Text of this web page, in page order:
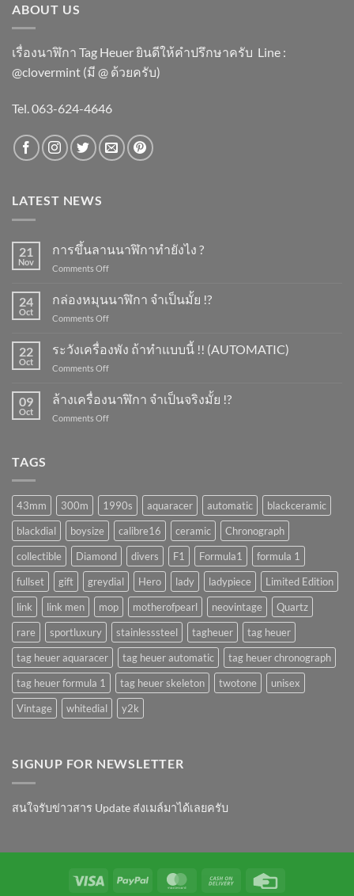
ABOUT US
เรื่องนาฬิกา Tag Heuer ยินดีให้คำปรึกษาครับ ​Line :
@clovermint (มี @ ด้วยครับ)
Tel. 063-624-4646
LATEST NEWS
21
Nov
การขึ้นลานนาฬิกาทำยังไง ?
Comments Offon
ลาน
นาฬิกา
ยัง
24
Oct
กล่องหมุนนาฬิกา จำเป็นมั้ย !?
Comments Offon
หมุน
นาฬิกา
จำเป็น
!?
22
Oct
ระวังเครื่องพัง ถ้าทำแบบนี้ !! (AUTOMATIC)
Comments Offon
เครื่อง
พัง
ถ้า
09
Oct
ล้างเครื่องนาฬิกา จำเป็นจริงมั้ย !?
Comments Offon
มั้ย
!?
TAGS
43mm 300m 1990s aquaracer automatic
blackceramic
blackdial
boysize calibre16 ceramic
Chronograph
collectible
Diamond divers F1 Formula1
formula 1
fullset
gift greydial Hero lady ladypiece
Limited Edition
link
link men mop motherofpearl neovintage
Quartz
rare
sportluxury stainlesssteel tagheuer
tag heuer
tag heuer aquaracer
tag heuer automatic
tag heuer chronograph
tag heuer formula 1
tag heuer skeleton twotone
unisex
Vintage
whitedial y2k
SIGNUP FOR NEWSLETTER
สนใจรับข่าวสาร Update ส่งเมล์มาได้เลยครับ
Visa PayPal MasterCardCash